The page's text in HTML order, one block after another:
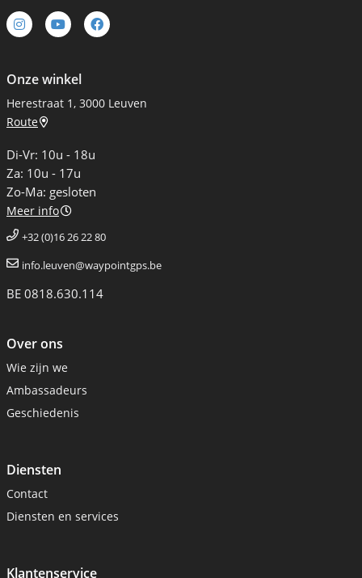
Onze winkel
Herestraat 1, 3000 Leuven
Route
Di-Vr: 10u - 18u
Za: 10u - 17u
Zo-Ma: gesloten
Meer info
+32 (0)16 26 22 80
info.leuven@waypointgps.be
BE 0818.630.114
Over ons
Wie zijn we
Ambassadeurs
Geschiedenis
Diensten
Contact
Diensten en services
Klantenservice